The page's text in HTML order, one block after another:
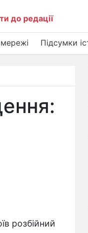
до редації
Підсумки
розбійний